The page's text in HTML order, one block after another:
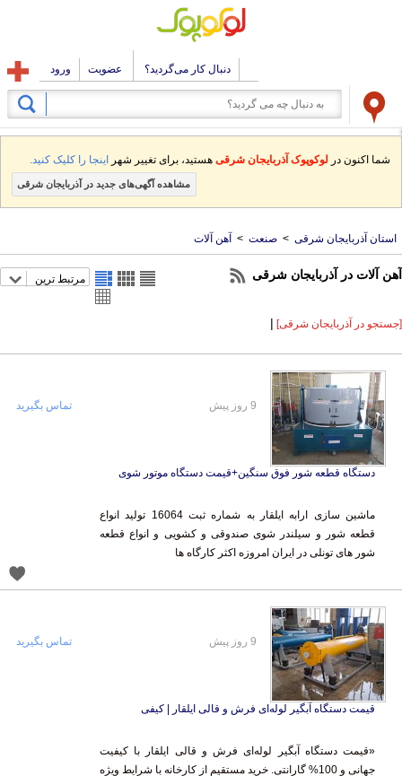
دنبال کار می‌گردید؟ عضویت ورود
شما اکنون در لوکوپوک آذربایجان شرقی هستید، برای تغییر شهر اینجا را کلیک کنید.
مشاهده آگهی‌های جدید در آذربایجان شرقی
استان آذربایجان شرقی > صنعت > آهن آلات
آهن آلات در آذربایجان شرقی مرتبط ترین
[جستجو در آذربایجان شرقی] |
دستگاه قطعه شور فوق سنگین+قیمت دستگاه موتور شوی
ماشین سازی ارابه ایلقار به شماره ثبت 16064 تولید انواع
قطعه شور و سیلندر شوی صندوقی و کشویی و انواع قطعه
شور های تونلی در ایران امروزه اکثر کارگاه ها
9 روز پیش تماس بگیرید
قیمت دستگاه آبگیر لوله‌ای فرش و قالی ایلقار | کیفی
«قیمت دستگاه آبگیر لوله‌ای فرش و قالی ایلقار با کیفیت
جهانی و 100% گارانتی. خرید مستقیم از کارخانه با شرایط ویژه
9 روز پیش تماس بگیرید